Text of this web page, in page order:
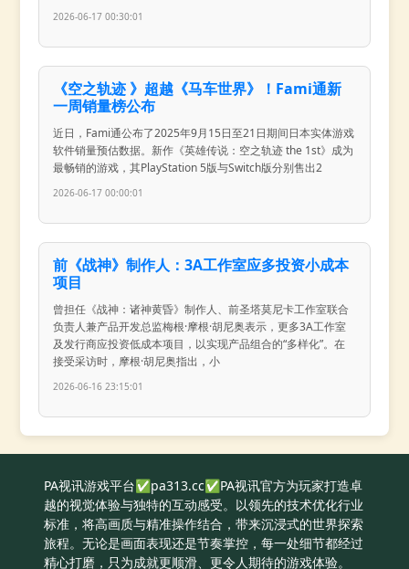
2026-06-17 00:30:01
《空之轨迹 》超越《马车世界》！Fami通新
一周销量榜公布
近日，Fami通公布了2025年9月15日至21日期间日本实体游戏
软件销量预估数据。新作《英雄传说：空之轨迹 the 1st》成为
最畅销的游戏，其PlayStation 5版与Switch版分别售出2
2026-06-17 00:00:01
前《战神》制作人：3A工作室应多投资小成本
项目
曾担任《战神：诸神黄昏》制作人、前圣塔莫尼卡工作室联合
负责人兼产品开发总监梅根·摩根·胡尼奥表示，更多3A工作室
及发行商应投资低成本项目，以实现产品组合的“多样化”。在
接受采访时，摩根·胡尼奥指出，小
2026-06-16 23:15:01
PA视讯游戏平台✅pa313.cc✅PA视讯官方为玩家打造卓
越的视觉体验与独特的互动感受。以领先的技术优化行业
标准，将高画质与精准操作结合，带来沉浸式的世界探索
旅程。无论是画面表现还是节奏掌控，每一处细节都经过
精心打磨，只为成就更顺滑、更令人期待的游戏体验。